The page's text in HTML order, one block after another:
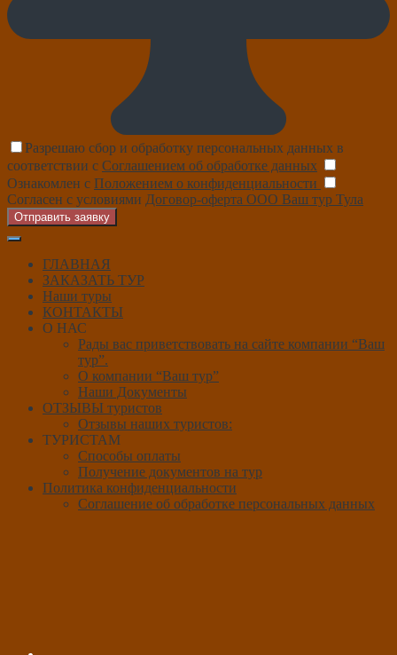
Разрешаю сбор и обработку персональных данных в
соответствии с Соглашением об обработке данных
Ознакомлен с Положением о конфиденциальности
Согласен с условиями Договор-оферта ООО Ваш тур Тула
Отправить заявку
ГЛАВНАЯ
ЗАКАЗАТЬ ТУР
Наши туры
КОНТАКТЫ
О НАС
Рады вас приветствовать на сайте компании “Ваш
тур”.
О компании “Ваш тур”
Наши Документы
ОТЗЫВЫ туристов
Отзывы наших туристов:
ТУРИСТАМ
Способы оплаты
Получение документов на тур
Политика конфиденциальности
Соглашение об обработке персональных данных